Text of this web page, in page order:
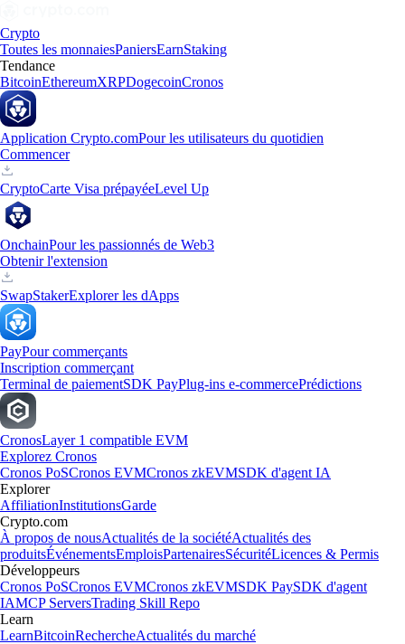
Crypto
Toutes les monnaiesPaniersEarnStaking
Tendance
BitcoinEthereumXRPDogecoinCronos
Application Crypto.comPour les utilisateurs du quotidien
Commencer
CryptoCarte Visa prépayéeLevel Up
OnchainPour les passionnés de Web3
Obtenir l'extension
SwapStakerExplorer les dApps
PayPour commerçants
Inscription commerçant
Terminal de paiementSDK PayPlug-ins e-commercePrédictions
CronosLayer 1 compatible EVM
Explorez Cronos
Cronos PoSCronos EVMCronos zkEVMSDK d'agent IA
Explorer
AffiliationInstitutionsGarde
Crypto.com
À propos de nousActualités de la sociétéActualités des
produitsÉvénementsEmploisPartenairesSécuritéLicences & Permis
Développeurs
Cronos PoSCronos EVMCronos zkEVMSDK PaySDK d'agent
IAMCP ServersTrading Skill Repo
Learn
LearnBitcoinRechercheActualités du marché